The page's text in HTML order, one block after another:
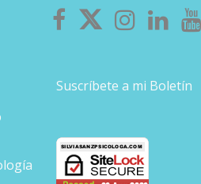
Suscríbete a mi Boletín